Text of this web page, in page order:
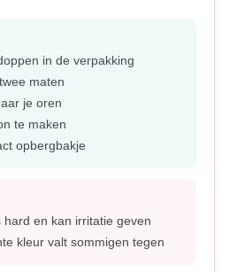
in de verpakking
maten
je oren
te maken
opbergbakje
hard en kan irritatie geven
kleur valt sommigen tegen